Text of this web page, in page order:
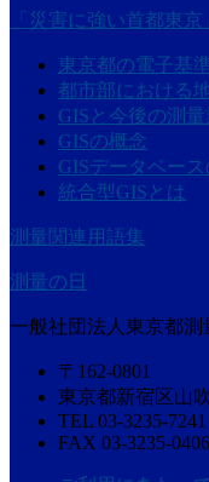
「災害に強い首都東
東京都の電子基
都市部における
GISと今後の測量
GISの概念
GISデータベー
統合型GISとは
測量関連用語集
測量の日
一般社団法人東京都測
〒162-0801
東京都新宿区山
TEL 03-3235-7241
FAX 03-3235-0406